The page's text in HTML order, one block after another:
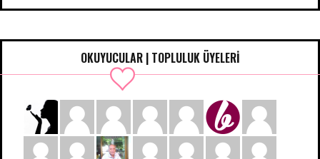
OKUYUCULAR | TOPLULUK ÜYELERİ